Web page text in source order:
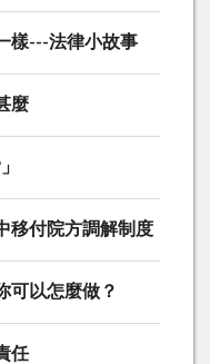
樣---法律小故事
麼
移付院方調解制度
可以怎麼做？
任